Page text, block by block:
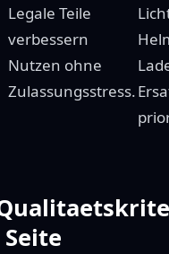
Legale Teile
verbessern
Nutzen ohne
Zulassungsstress.